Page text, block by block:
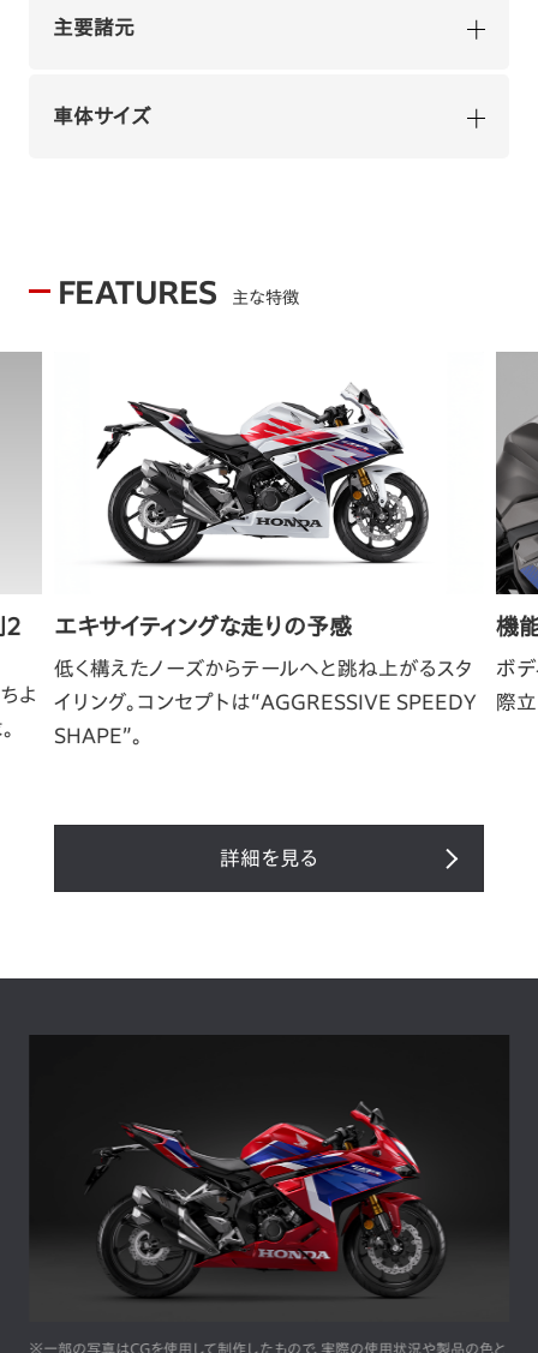
主要諸元
車体サイズ
FEATURES 主な特徴
2
よ
エキサイティングな走りの予感
低く構えたノーズからテールへと跳ね上がるスタ
イリング。コンセプトは“AGGRESSIVE SPEEDY
SHAPE”。
機
ボ
際
詳細を見る
真はCGを使用して制作したもので、実際の使用状況や製品の色と ※一部の写